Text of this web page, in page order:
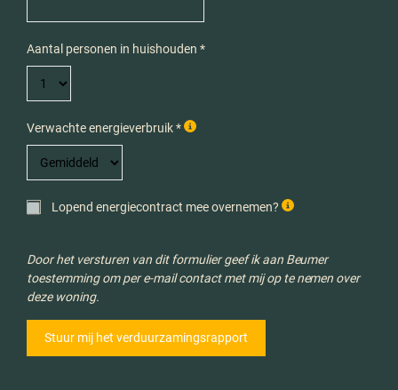
Aantal personen in huishouden *
Verwachte energieverbruik *
Lopend energiecontract mee overnemen?
Door het versturen van dit formulier geef ik aan Beumer
toestemming om per e-mail contact met mij op te nemen over
deze woning.